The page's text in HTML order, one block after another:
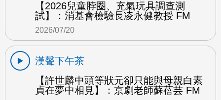
【2026兒童脖圈、充氣玩具調查測
試】：消基會檢驗長凌永健教授 FM
2026/07/20
漢聲下午茶
【許世麟中頭等狀元卻只能與母親白素
貞在夢中相見】：京劇老師蘇蓓芸 FM